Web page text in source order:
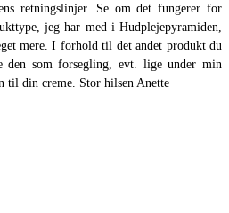
retningslinjer. Se om det fungerer for
jeg har med i Hudplejepyramiden,
mere. I forhold til det andet produkt du
den som forsegling, evt. lige under min
til din creme. Stor hilsen Anette